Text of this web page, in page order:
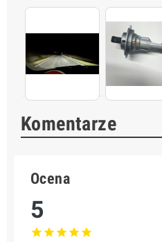
Komentarze
Ocena
5